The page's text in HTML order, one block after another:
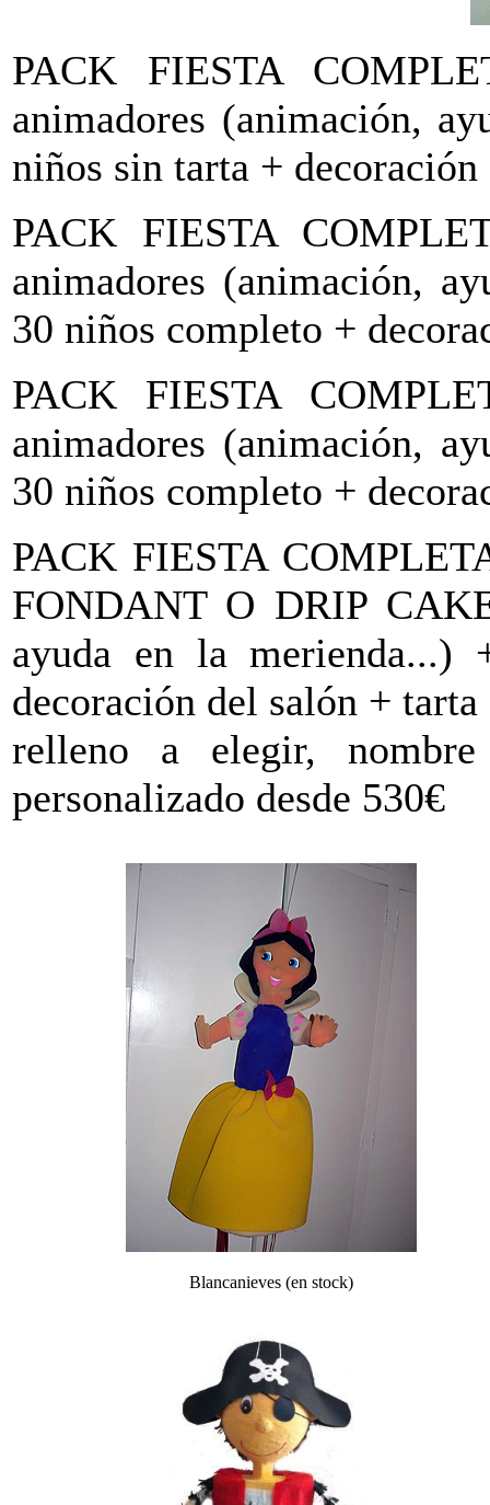
PACK FIESTA
animadores (animación,
niños sin tarta + decoración
PACK FIESTA
animadores (animación,
30 niños completo +
PACK FIESTA
animadores (animación,
30 niños completo +
PACK FIESTA
FONDANT O DRIP
ayuda en la merienda...)
decoración del salón +
relleno a elegir,
personalizado desde 530€
Blancanieves (en stock)